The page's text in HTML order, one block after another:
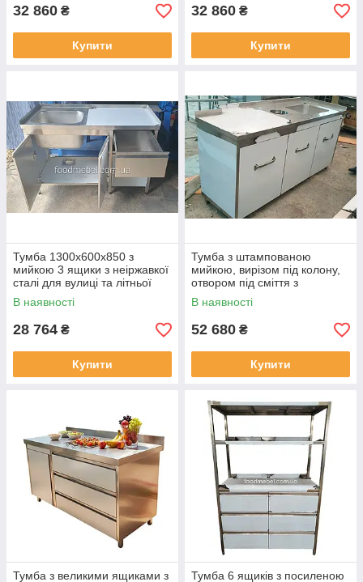
32 860 ₴
Купити
32 860 ₴
Купити
Тумба 1300х600х850 з
мийкою 3 ящики з неіржавкої
сталі для вулиці та літньої
кухні
В наявності
28 764 ₴
Купити
Тумба з штампованою
мийкою, вирізом під колону,
отвором під сміття з
неіржавкої сталі для зони
барбекю
В наявності
52 680 ₴
Купити
Тумба з великими ящиками з Тумба 6 ящиків з посиленою